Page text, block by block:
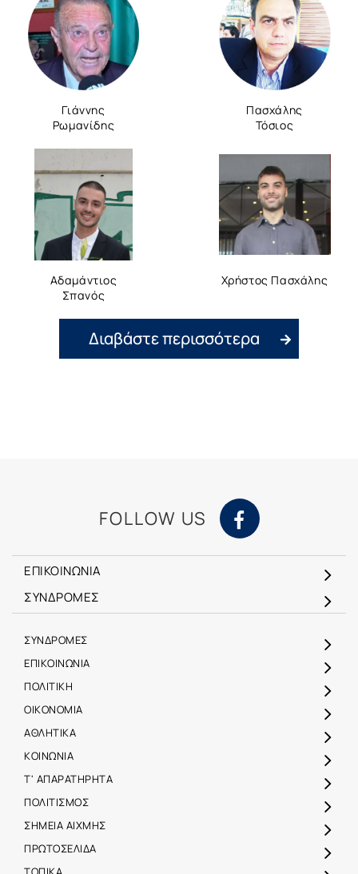
Γιάννης
Ρωμανίδης
Πασχάλης
Τόσιος
Αδαμάντιος
Σπανός
Χρήστος Πασχάλης
Διαβάστε περισσότερα
FOLLOW US
ΕΠΙΚΟΙΝΩΝΙΑ
ΣΥΝΔΡΟΜΕΣ
ΣΥΝΔΡΟΜΕΣ
ΕΠΙΚΟΙΝΩΝΙΑ
ΠΟΛΙΤΙΚΗ
ΟΙΚΟΝΟΜΙΑ
ΑΘΛΗΤΙΚΑ
ΚΟΙΝΩΝΙΑ
Τ' ΑΠΑΡΑΤΗΡΗΤΑ
ΠΟΛΙΤΙΣΜΟΣ
ΣΗΜΕΙΑ ΑΙΧΜΗΣ
ΠΡΩΤΟΣΕΛΙΔΑ